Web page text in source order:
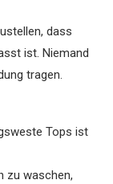
dass
ist. Niemand
tragen.
Tops ist
zu waschen,